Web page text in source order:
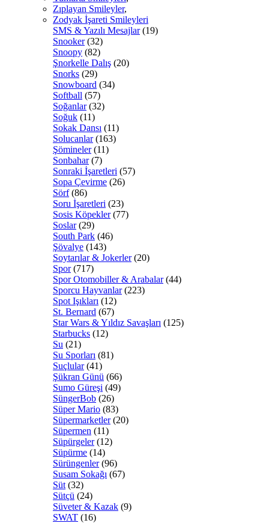
Zıplayan Smileyler,
Zodyak İşareti Smileyleri
SMS & Yazılı Mesajlar (19)
Snooker (32)
Snoopy (82)
Şnorkelle Dalış (20)
Snorks (29)
Snowboard (34)
Softball (57)
Soğanlar (32)
Soğuk (11)
Sokak Dansı (11)
Solucanlar (163)
Şömineler (11)
Sonbahar (7)
Sonraki İşaretleri (57)
Sopa Çevirme (26)
Sörf (86)
Soru İşaretleri (23)
Sosis Köpekler (77)
Soslar (29)
South Park (46)
Şövalye (143)
Soytarılar & Jokerler (20)
Spor (717)
Spor Otomobiller & Arabalar (44)
Sporcu Hayvanlar (223)
Spot Işıkları (12)
St. Bernard (67)
Star Wars & Yıldız Savaşları (125)
Starbucks (12)
Su (21)
Su Sporları (81)
Suçlular (41)
Şükran Günü (66)
Sumo Güreşi (49)
SüngerBob (26)
Süper Mario (83)
Süpermarketler (20)
Süpermen (11)
Süpürgeler (12)
Süpürme (14)
Sürüngenler (96)
Susam Sokağı (67)
Süt (32)
Sütçü (24)
Süveter & Kazak (9)
SWAT (16)